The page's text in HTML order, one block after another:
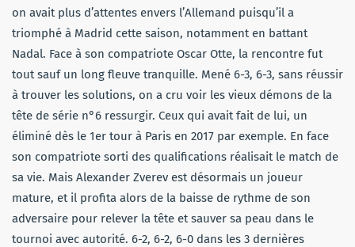
on avait plus d’attentes envers l’Allemand puisqu’il a
triomphé à Madrid cette saison, notamment en battant
Nadal. Face à son compatriote Oscar Otte, la rencontre fut
tout sauf un long fleuve tranquille. Mené 6-3, 6-3, sans réussir
à trouver les solutions, on a cru voir les vieux démons de la
tête de série n°6 ressurgir. Ceux qui avait fait de lui, un
éliminé dès le 1er tour à Paris en 2017 par exemple. En face
son compatriote sorti des qualifications réalisait le match de
sa vie. Mais Alexander Zverev est désormais un joueur
mature, et il profita alors de la baisse de rythme de son
adversaire pour relever la tête et sauver sa peau dans le
tournoi avec autorité. 6-2, 6-2, 6-0 dans les 3 dernières